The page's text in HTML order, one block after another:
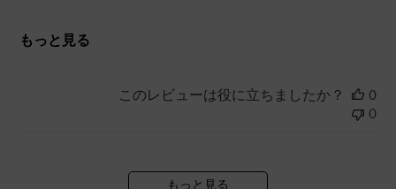
もっと見る
このレビューは役に立ちましたか？
0
0
もっと見る